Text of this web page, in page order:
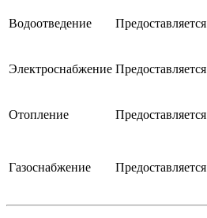
Водоотведение Предоставляется
Электроснабжение Предоставляется
Отопление Предоставляется
Газоснабжение Предоставляется